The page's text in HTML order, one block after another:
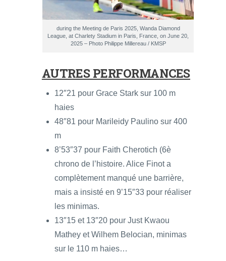
during the Meeting de Paris 2025, Wanda Diamond
League, at Charlety Stadium in Paris, France, on June 20,
2025 – Photo Philippe Millereau / KMSP
AUTRES PERFORMANCES
12″21 pour Grace Stark sur 100 m
haies
48″81 pour Marileidy Paulino sur 400
m
8’53″37 pour Faith Cherotich (6è
chrono de l’histoire. Alice Finot a
complètement manqué une barrière,
mais a insisté en 9’15″33 pour réaliser
les minimas.
13″15 et 13″20 pour Just Kwaou
Mathey et Wilhem Belocian, minimas
sur le 110 m haies…